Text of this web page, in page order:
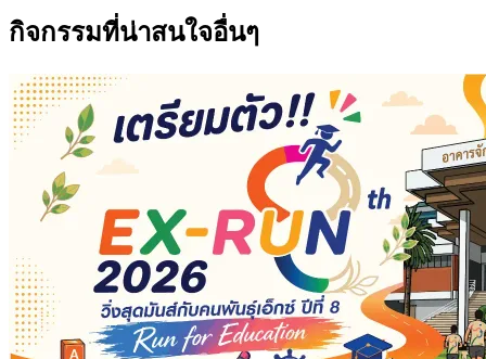
กิจกรรมที่น่าสนใจอื่นๆ